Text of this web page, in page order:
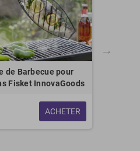
de Barbecue pour
Fisket InnovaGoods
ACHETER